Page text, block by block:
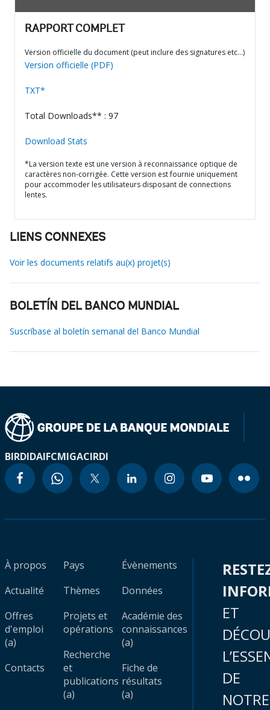
RAPPORT COMPLET
Version officielle du document (peut inclure des signatures etc…)
Version officielle (PDF)
TXT*
Total Downloads** : 97
Download Stats
*La version texte est une version à reconnaissance optique de
caractères non-corrigée. Cette version est fournie uniquement
pour accommoder les utilisateurs disposant de connections
lentes.
LIENS CONNEXES
Voir les documents relatifs au(x) projet(s)
BOLETÍN DEL BANCO MUNDIAL
Suscríbase al boletín semanal del Banco Mundial
BIRDIDAIFCMIGACIRDI
À propos
Actualité
Offres
d'emploi
(a)
Contacts
Pays
Thèmes
Projets et
opérations
Recherche
et
publications
(a)
Évènements
Données
Académie des
connaissances
(a)
Fiche de
résultats
(a)
ET
DE
NOTRE